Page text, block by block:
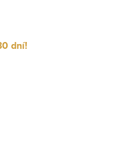
dní!